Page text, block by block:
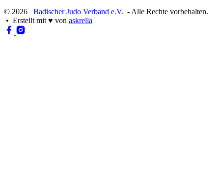
© 2026 Badischer Judo Verband e.V. - Alle Rechte vorbehalten.
• Erstellt mit♥ von askrella